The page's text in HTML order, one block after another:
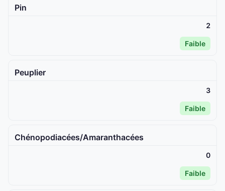
Pin
2
Faible
Peuplier
3
Faible
Chénopodiacées/Amaranthacées
0
Faible